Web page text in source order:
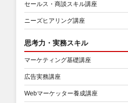
セールス・商談スキル講座
ニーズヒアリング講座
思考力・実務スキル
マーケティング基礎講座
広告実務講座
Webマーケッター養成講座